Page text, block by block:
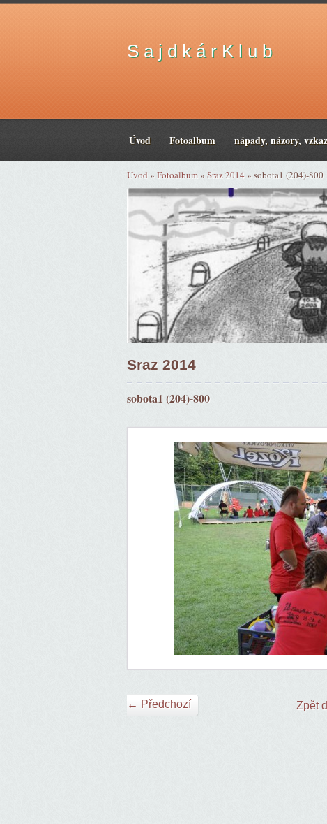
S a j d k á r K l u b
Úvod Fotoalbum nápady, názory,
Úvod » Fotoalbum» Sraz 2014» sobota1 (204)-800
Sraz 2014
sobota1 (204)-800
← Předchozí Zpět